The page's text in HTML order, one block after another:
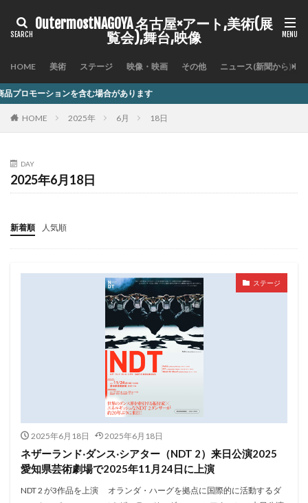
OutermostNAGOYA 名古屋×アート,美術(展
覧会),舞台,映像
HOME 美術 ステージ 映像・映画 その他 ニュース(新聞から)
む場合があります
HOME 2025年 6月 18日
DAY
2025年6月18日
新着順 人気順
ステージ
2025年6月18日 2025年6月18日
ネザーランド‧ダンス‧シアター（NDT 2）来日公演2025
愛知県芸術劇場で2025年11月24日に上演
NDT 2 が3作品を上演 オランダ・ハーグを拠点に国際的に活動するダ